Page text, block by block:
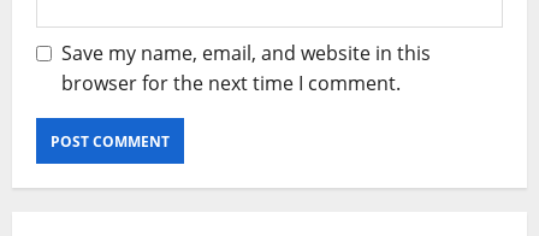
Save my name, email, and website in this
browser for the next time I comment.